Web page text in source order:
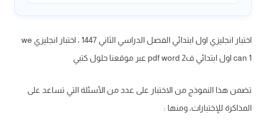
اختبار انجليزي اول ابتدائي الفصل الدراسي الثاني 1447 ، اختبار انجليزي we
can 1 اول ابتدائي ف2 pdf word عبر موقعنا حلول كتبي
تضمن هذا النموذج من الاختبار على عدد من الأسئلة التي تساعد على
المذاكرة للإختبارات، ومنها :